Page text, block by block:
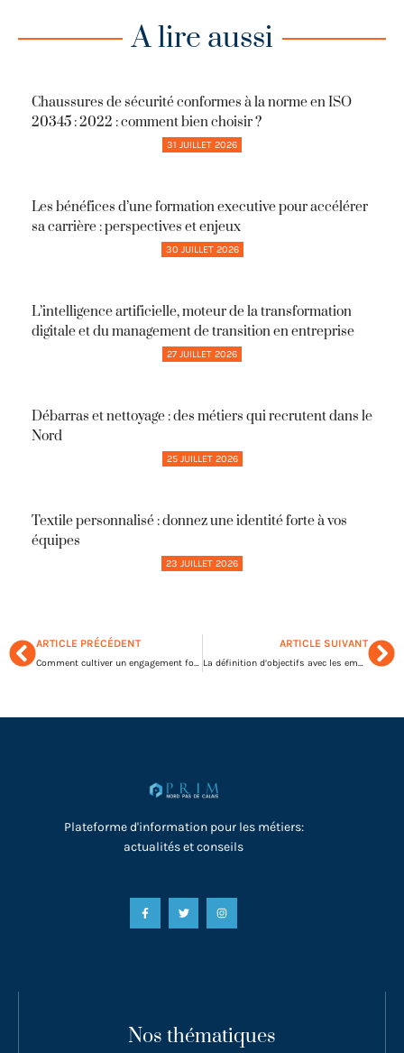
A lire aussi
Chaussures de sécurité conformes à la norme en ISO
20345 : 2022 : comment bien choisir ?
31 JUILLET 2026
Les bénéfices d’une formation executive pour accélérer
sa carrière : perspectives et enjeux
30 JUILLET 2026
L’intelligence artificielle, moteur de la transformation
digitale et du management de transition en entreprise
27 JUILLET 2026
Débarras et nettoyage : des métiers qui recrutent dans le
Nord
25 JUILLET 2026
Textile personnalisé : donnez une identité forte à vos
équipes
23 JUILLET 2026
ARTICLE PRÉCÉDENT
Comment cultiver un engagement fort des employés ?
ARTICLE SUIVANT
La définition d’objectifs avec les employés
Plateforme d'information pour les métiers:
actualités et conseils
Nos thématiques